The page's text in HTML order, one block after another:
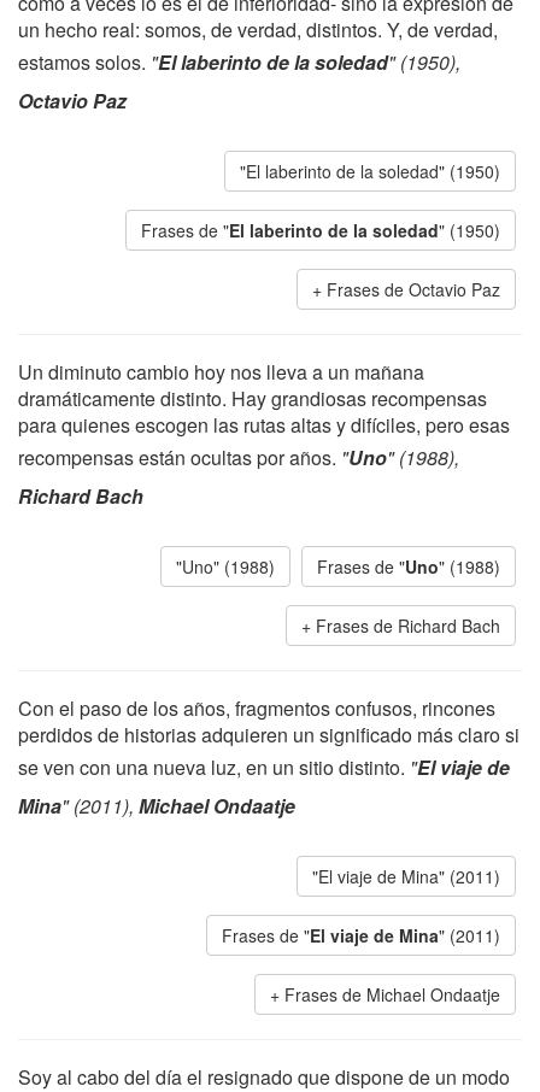
un hecho real: somos, de verdad, distintos. Y, de verdad,
estamos solos. "El laberinto de la soledad" (1950),
Octavio Paz
"El laberinto de la soledad" (1950)
Frases de "El laberinto de la soledad" (1950)
Frases de Octavio Paz
Un diminuto cambio hoy nos lleva a un mañana
dramáticamente distinto. Hay grandiosas recompensas
para quienes escogen las rutas altas y difíciles, pero esas
recompensas están ocultas por años. "Uno" (1988),
Richard Bach
"Uno" (1988) Frases de "Uno" (1988)
Frases de Richard Bach
Con el paso de los años, fragmentos confusos, rincones
perdidos de historias adquieren un significado más claro si
se ven con una nueva luz, en un sitio distinto. "El viaje de
Mina" (2011), Michael Ondaatje
"El viaje de Mina" (2011)
Frases de "El viaje de Mina" (2011)
Frases de Michael Ondaatje
Soy al cabo del día el resignado que dispone de un modo